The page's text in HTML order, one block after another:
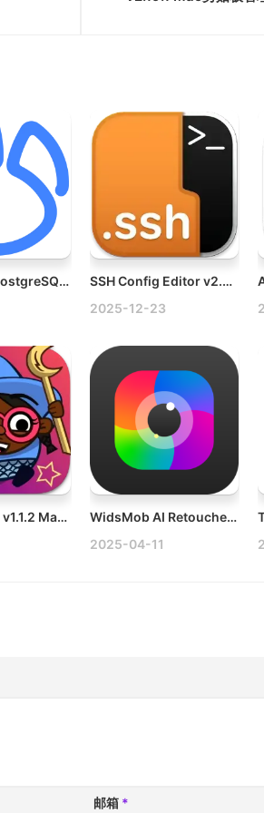
Navicat for PostgreSQL v16.3.7 Mac强大的PostgreSQL数据库管理工具
SSH Config Editor v2.6.11 Mac SSH配置文件管理器
2025-12-23
Roundguard v1.1.2 Mac动作冒险类游戏
WidsMob AI Retoucher v3.18 Mac AI照片编辑工具破解版下载
2025-04-11
邮箱 *